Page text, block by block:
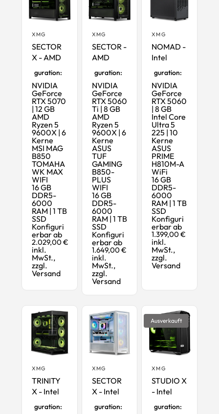
XMG
SECTOR
X - AMD
guration:
NVIDIA
GeForce
RTX 5070
| 12 GB
AMD
Ryzen 5
9600X | 6
Kerne
MSI MAG
B850
TOMAHA
WK MAX
WIFI
16 GB
DDR5-
6000
RAM | 1 TB
SSD
Konfiguri
erbar ab
2.029,00 €
inkl.
MwSt.,
zzgl.
Versand
XMG
SECTOR -
AMD
guration:
NVIDIA
GeForce
RTX 5060
Ti | 8 GB
AMD
Ryzen 5
9600X | 6
Kerne
ASUS
TUF
GAMING
B850-
PLUS
WIFI
16 GB
DDR5-
6000
RAM | 1 TB
SSD
Konfiguri
erbar ab
1.649,00 €
inkl.
MwSt.,
zzgl.
Versand
XMG
NOMAD -
Intel
guration:
NVIDIA
GeForce
RTX 5060
| 8 GB
Intel Core
Ultra 5
225 | 10
Kerne
ASUS
PRIME
H810M-A
WiFi
16 GB
DDR5-
6000
RAM | 1 TB
SSD
Konfiguri
erbar ab
1.399,00 €
inkl.
MwSt.,
zzgl.
Versand
XMG
TRINITY
X - Intel
guration:
XMG
SECTOR
X - Intel
guration:
Ausverkauft
XMG
STUDIO X
- Intel
guration: